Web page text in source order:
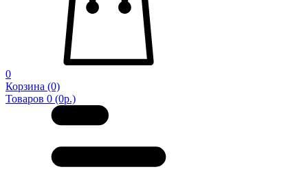
0
Корзина (0)
Товаров 0 (0р.)